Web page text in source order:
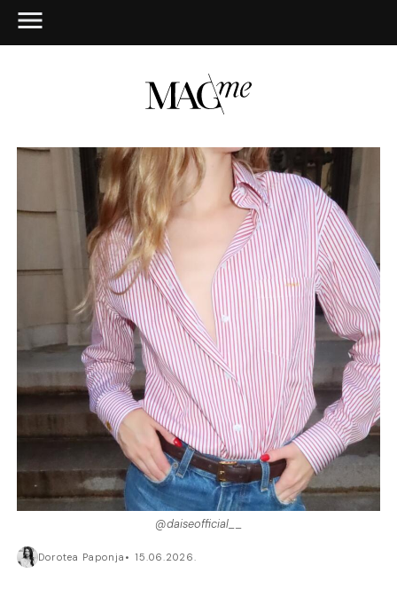
@daiseofficial__
Dorotea Paponja 15.06.2026.